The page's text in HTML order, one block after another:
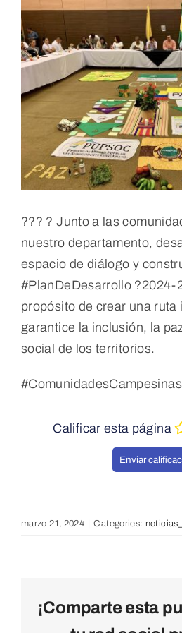
POD
Repositorio
Geovisores
PEIN
Larger
Image
??‍? ? Junto a las
nuestro departamento,
espacio de diálogo y
#PlanDeDesarrollo ?2024-
propósito de crear una ruta
garantice la inclusión, la
social de los territorios.
Calificar esta página
marzo 21, 2024 Categories:
¡Comparte esta